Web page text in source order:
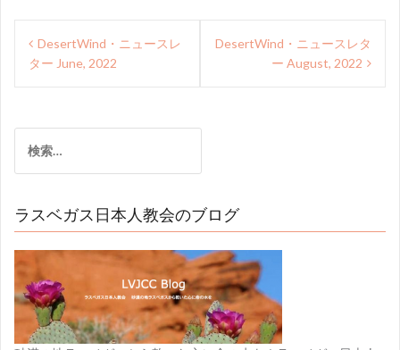
投
稿
ビ
ゲ
ー
シ
ョ
ン
DesertWind・ニュースレ
ター June, 2022
DesertWind・ニュースレタ
ー August, 2022
索:
ラスベガス日本人教会のブログ